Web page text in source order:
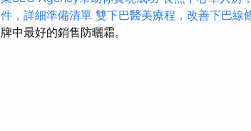
件，詳細準備清單 雙下巴醫美療程，改善下巴線
牌中最好的銷售防曬霜。